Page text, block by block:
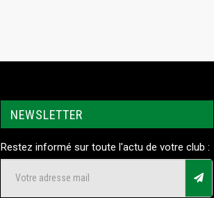
NEWSLETTER
Restez informé sur toute l'actu de votre club :